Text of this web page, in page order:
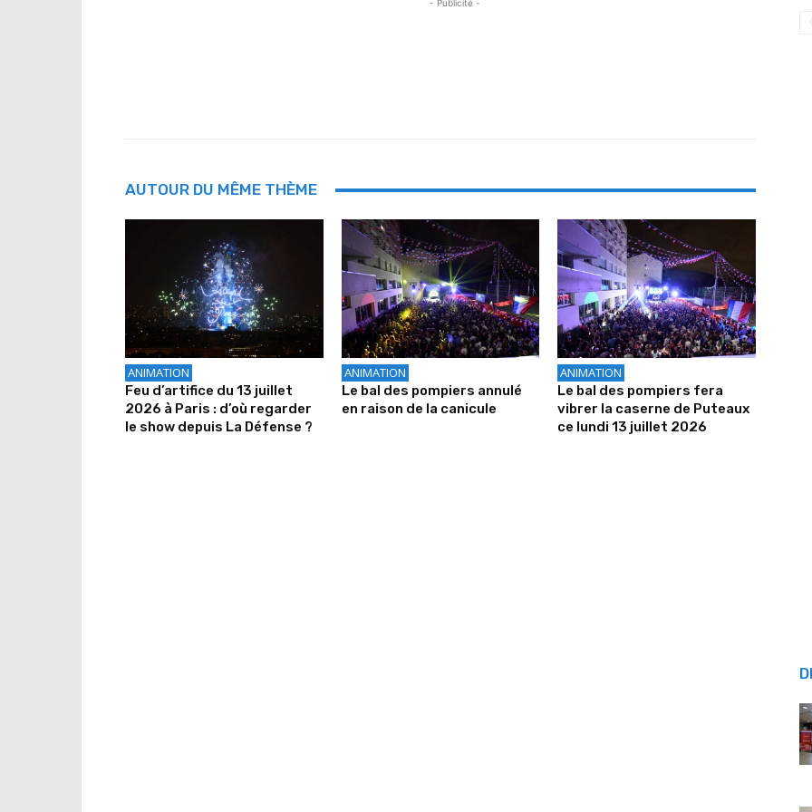
- Publicité -
AUTOUR DU MÊME THÈME
ANIMATION
Feu d’artifice du 13 juillet
2026 à Paris : d’où regarder
le show depuis La Défense ?
ANIMATION
Le bal des pompiers annulé
en raison de la canicule
ANIMATION
Le bal des pompiers fera
vibrer la caserne de Puteaux
ce lundi 13 juillet 2026